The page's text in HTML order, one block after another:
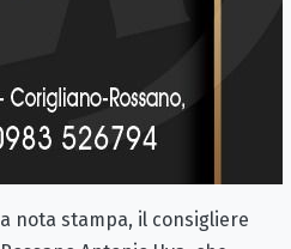
nota stampa, il consigliere